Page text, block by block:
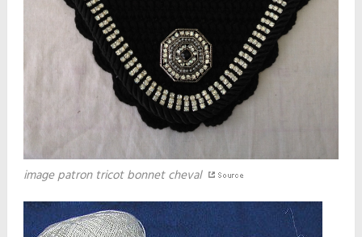
image patron tricot bonnet cheval